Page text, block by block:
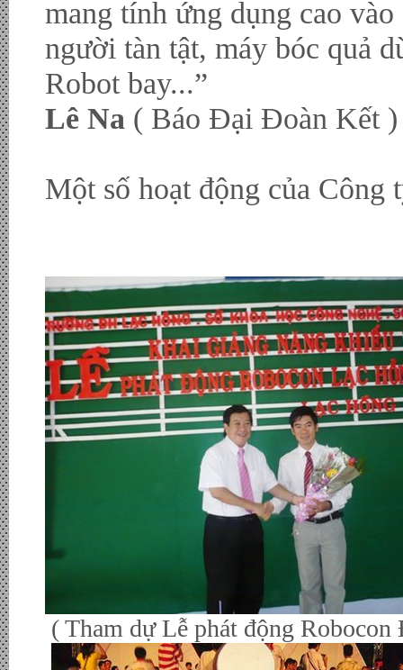
mang tính ứng dụng cao
người tàn tật, máy bóc quả
Robot bay...”
Lê Na ( Báo Đại Đoàn Kết )
Một số hoạt động của Công
( Tham dự Lễ phát động